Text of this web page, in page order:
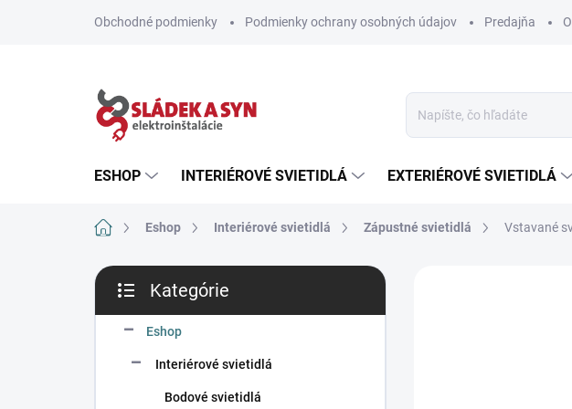
Obchodné podmienky Podmienky ochrany osobných údajov Predajňa
ESHOP INTERIÉROVÉ SVIETIDLÁ EXTERIÉROVÉ SVIETIDLÁ
DomovEshop Interiérové svietidlá Zápustné svietidlá Vstavané
B
č
kategórie
Kategórie
Eshop
Interiérové svietidlá
Bodové svietidlá